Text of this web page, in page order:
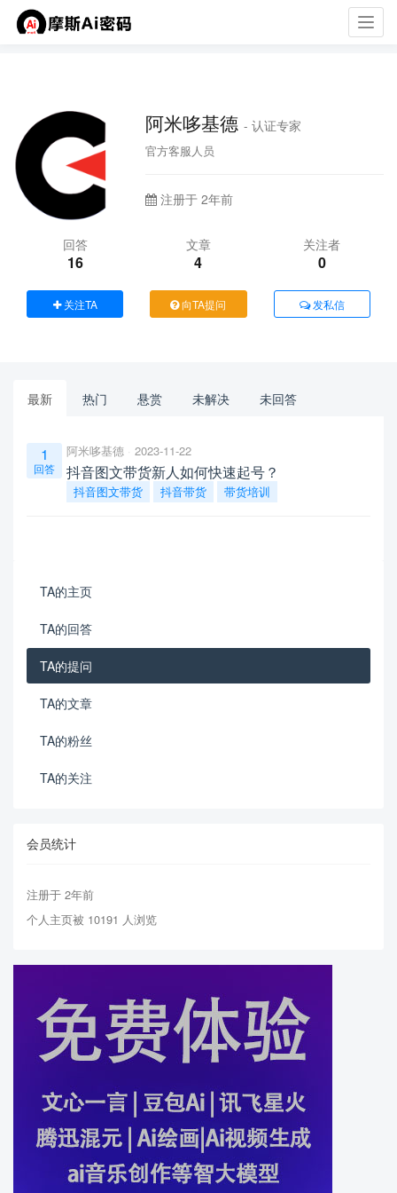
阿米哆基德- 认证专家
官方客服人员
注册于 2年前
回答
16
文章
4
关注者
0
关注TA 向TA提问 发私信
最新 热门 悬赏 未解决 未回答
1
回答
阿米哆基德 2023-11-22
抖音图文带货新人如何快速起号？
抖音图文带货 抖音带货 带货培训
TA的主页
TA的回答
TA的提问
TA的文章
TA的粉丝
TA的关注
会员统计
注册于 2年前
个人主页被 10191 人浏览